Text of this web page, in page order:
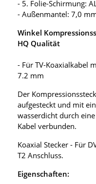
- 5. Folie-Schirmung:
- Außenmantel: 7,0
Winkel
HQ Qualität
- Für TV-Koaxialkabel
7.2 mm
Der
aufgesteckt und mit
wasserdicht durch
Kabel verbunden.
Koaxial Stecker - Für
T2 Anschluss.
Eigenschaften: